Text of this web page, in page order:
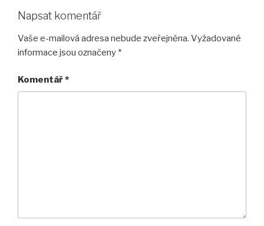
Napsat komentář
Vaše e-mailová adresa nebude zveřejněna. Vyžadované
informace jsou označeny *
Komentář*